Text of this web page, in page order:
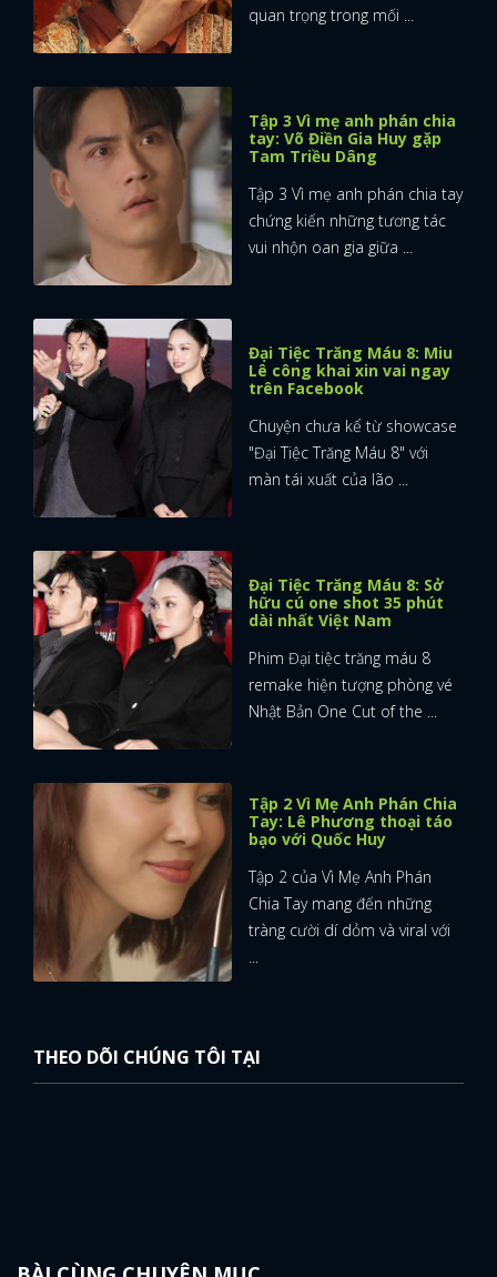
quan trọng trong mối ...
Tập 3 Vì mẹ anh phán chia
tay: Võ Điền Gia Huy gặp
Tam Triều Dâng
Tập 3 Vì mẹ anh phán chia tay
chứng kiến những tương tác
vui nhộn oan gia giữa ...
Đại Tiệc Trăng Máu 8: Miu
Lê công khai xin vai ngay
trên Facebook
Chuyện chưa kể từ showcase
"Đại Tiệc Trăng Máu 8" với
màn tái xuất của lão ...
Đại Tiệc Trăng Máu 8: Sở
hữu cú one shot 35 phút
dài nhất Việt Nam
Phim Đại tiệc trăng máu 8
remake hiện tượng phòng vé
Nhật Bản One Cut of the ...
Tập 2 Vì Mẹ Anh Phán Chia
Tay: Lê Phương thoại táo
bạo với Quốc Huy
Tập 2 của Vì Mẹ Anh Phán
Chia Tay mang đến những
tràng cười dí dỏm và viral với
THEO DÕI CHÚNG TÔI TẠI